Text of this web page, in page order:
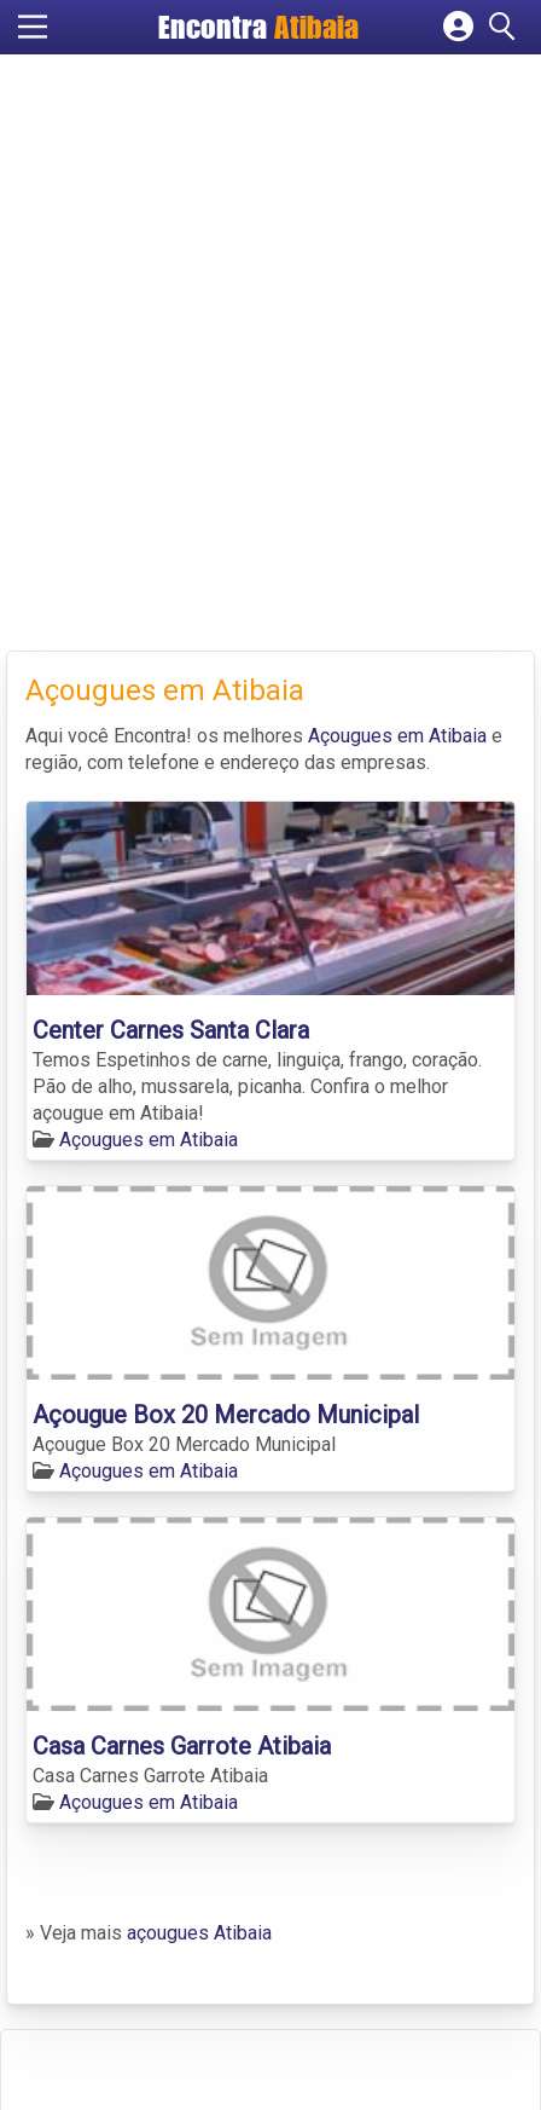
Encontra Atibaia
Açougues em Atibaia
Aqui você Encontra! os melhores Açougues em Atibaia e
região, com telefone e endereço das empresas.
Center Carnes Santa Clara
Temos Espetinhos de carne, linguiça, frango, coração.
Pão de alho, mussarela, picanha. Confira o melhor
açougue em Atibaia!
Açougues em Atibaia
Açougue Box 20 Mercado Municipal
Açougue Box 20 Mercado Municipal
Açougues em Atibaia
Casa Carnes Garrote Atibaia
Casa Carnes Garrote Atibaia
Açougues em Atibaia
» Veja mais açougues Atibaia